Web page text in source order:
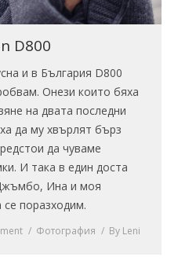
D800
и в България D800
Онези които бяха
на двата последни
да му хвърлят бърз
да чуваме
И така в един доста
Ина и моя
поразходим.
Фотография By Leni